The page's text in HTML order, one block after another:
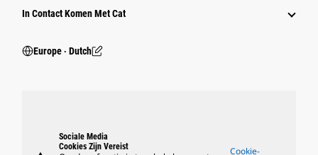
In Contact Komen Met Cat
Europe ‧ Dutch
Sociale Media
Cookies Zijn Vereist
Cookie-